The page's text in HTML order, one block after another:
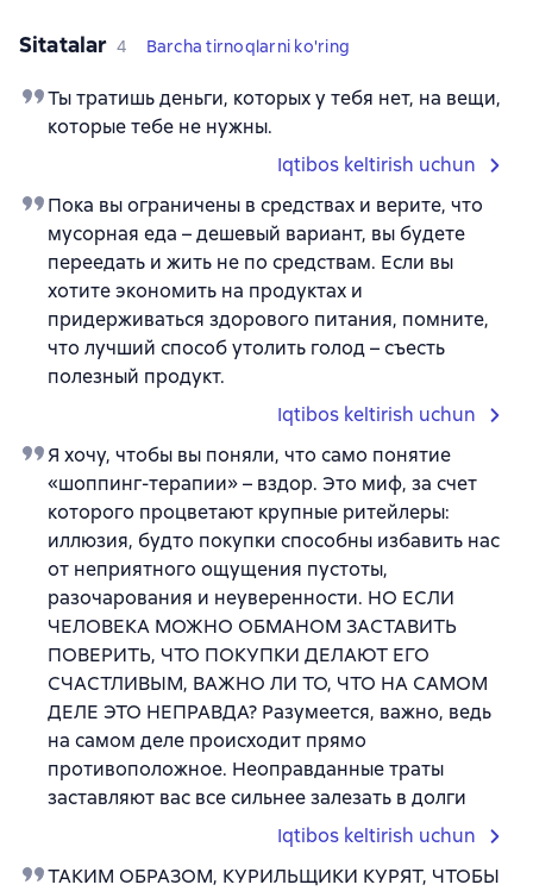
Sitatalar 4 Barcha tirnoqlarni ko'ring
Ты тратишь деньги, которых у тебя нет, на вещи,
которые тебе не нужны.
Iqtibos keltirish uchun
Пока вы ограничены в средствах и верите, что
мусорная еда – дешевый вариант, вы будете
переедать и жить не по средствам. Если вы
хотите экономить на продуктах и
придерживаться здорового питания, помните,
что лучший способ утолить голод – съесть
полезный продукт.
Iqtibos keltirish uchun
Я хочу, чтобы вы поняли, что само понятие
«шоппинг-терапии» – вздор. Это миф, за счет
которого процветают крупные ритейлеры:
иллюзия, будто покупки способны избавить нас
от неприятного ощущения пустоты,
разочарования и неуверенности. НО ЕСЛИ
ЧЕЛОВЕКА МОЖНО ОБМАНОМ ЗАСТАВИТЬ
ПОВЕРИТЬ, ЧТО ПОКУПКИ ДЕЛАЮТ ЕГО
СЧАСТЛИВЫМ, ВАЖНО ЛИ ТО, ЧТО НА САМОМ
ДЕЛЕ ЭТО НЕПРАВДА? Разумеется, важно, ведь
на самом деле происходит прямо
противоположное. Неоправданные траты
заставляют вас все сильнее залезать в долги
Iqtibos keltirish uchun
ТАКИМ ОБРАЗОМ, КУРИЛЬЩИКИ КУРЯТ, ЧТОБЫ